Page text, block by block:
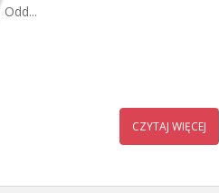
CZYTAJ WIĘCEJ